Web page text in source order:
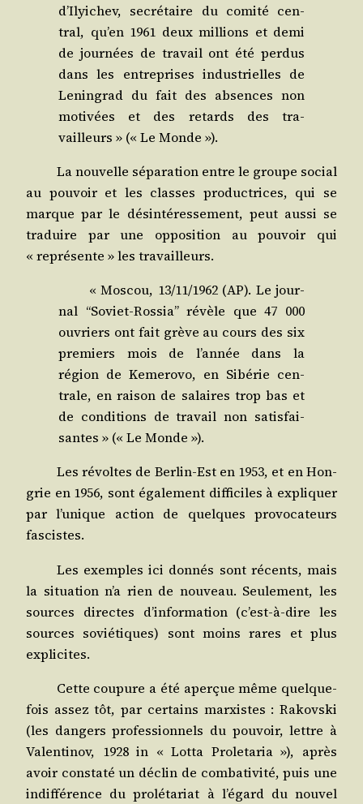
d’Ilyichev, secré­taire du comi­té cen­
tral, qu’en 1961 deux mil­lions et demi
de jour­nées de tra­vail ont été per­dus
dans les entre­prises indus­trielles de
Lenin­grad du fait des absences non
moti­vées et des retards des tra­
vailleurs » (« Le Monde »).
La nou­velle sépa­ra­tion entre le groupe social
au pou­voir et les classes pro­duc­trices, qui se
marque par le dés­in­té­res­se­ment, peut aus­si se
tra­duire par une oppo­si­tion au pou­voir qui
« repré­sente » les travailleurs.
« Mos­cou, 13/​11/​1962 (AP). Le jour­
nal “Soviet-Ros­sia” révèle que 47 000
ouvriers ont fait grève au cours des six
pre­miers mois de l’année dans la
région de Keme­ro­vo, en Sibé­rie cen­
trale, en rai­son de salaires trop bas et
de condi­tions de tra­vail non satis­fai­
santes » (« Le Monde »).
Les révoltes de Ber­lin-Est en 1953, et en Hon­
grie en 1956, sont éga­le­ment dif­fi­ciles à expli­quer
par l’unique action de quelques pro­vo­ca­teurs
fascistes.
Les exemples ici don­nés sont récents, mais
la situa­tion n’a rien de nou­veau. Seule­ment, les
sources directes d’information (c’est-à-dire les
sources sovié­tiques) sont moins rares et plus
explicites.
Cette cou­pure a été aper­çue même quel­que­
fois assez tôt, par cer­tains mar­xistes : Rakovs­ki
(les dan­gers pro­fes­sion­nels du pou­voir, lettre à
Valen­ti­nov, 1928 in « Lot­ta Pro­le­ta­ria »), après
avoir consta­té un déclin de com­ba­ti­vi­té, puis une
indif­fé­rence du pro­lé­ta­riat à l’égard du nou­vel